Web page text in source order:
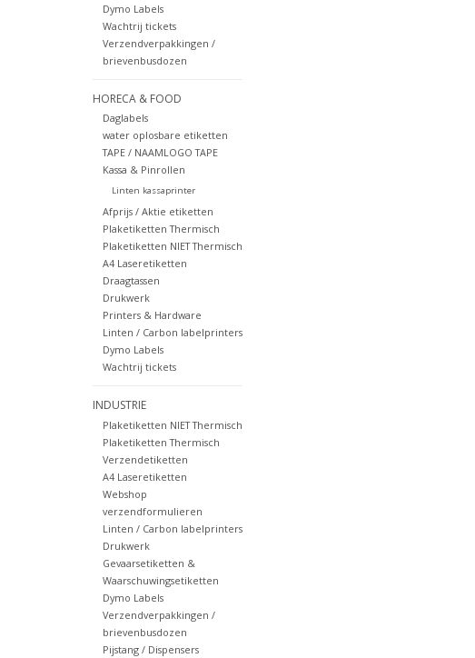
Dymo Labels
Wachtrij tickets
Verzendverpakkingen /
brievenbusdozen
HORECA & FOOD
Daglabels
water oplosbare etiketten
TAPE / NAAMLOGO TAPE
Kassa & Pinrollen
Linten kassaprinter
Afprijs / Aktie etiketten
Plaketiketten Thermisch
Plaketiketten NIET Thermisch
A4 Laseretiketten
Draagtassen
Drukwerk
Printers & Hardware
Linten / Carbon labelprinters
Dymo Labels
Wachtrij tickets
INDUSTRIE
Plaketiketten NIET Thermisch
Plaketiketten Thermisch
Verzendetiketten
A4 Laseretiketten
Webshop
verzendformulieren
Linten / Carbon labelprinters
Drukwerk
Gevaarsetiketten &
Waarschuwingsetiketten
Dymo Labels
Verzendverpakkingen /
brievenbusdozen
Pijstang / Dispensers